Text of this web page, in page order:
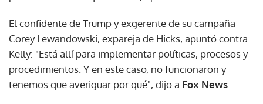
El confidente de Trump y exgerente de su campaña
Corey Lewandowski, expareja de Hicks, apuntó contra
Kelly: "Está allí para implementar políticas, procesos y
procedimientos. Y en este caso, no funcionaron y
tenemos que averiguar por qué", dijo a Fox News